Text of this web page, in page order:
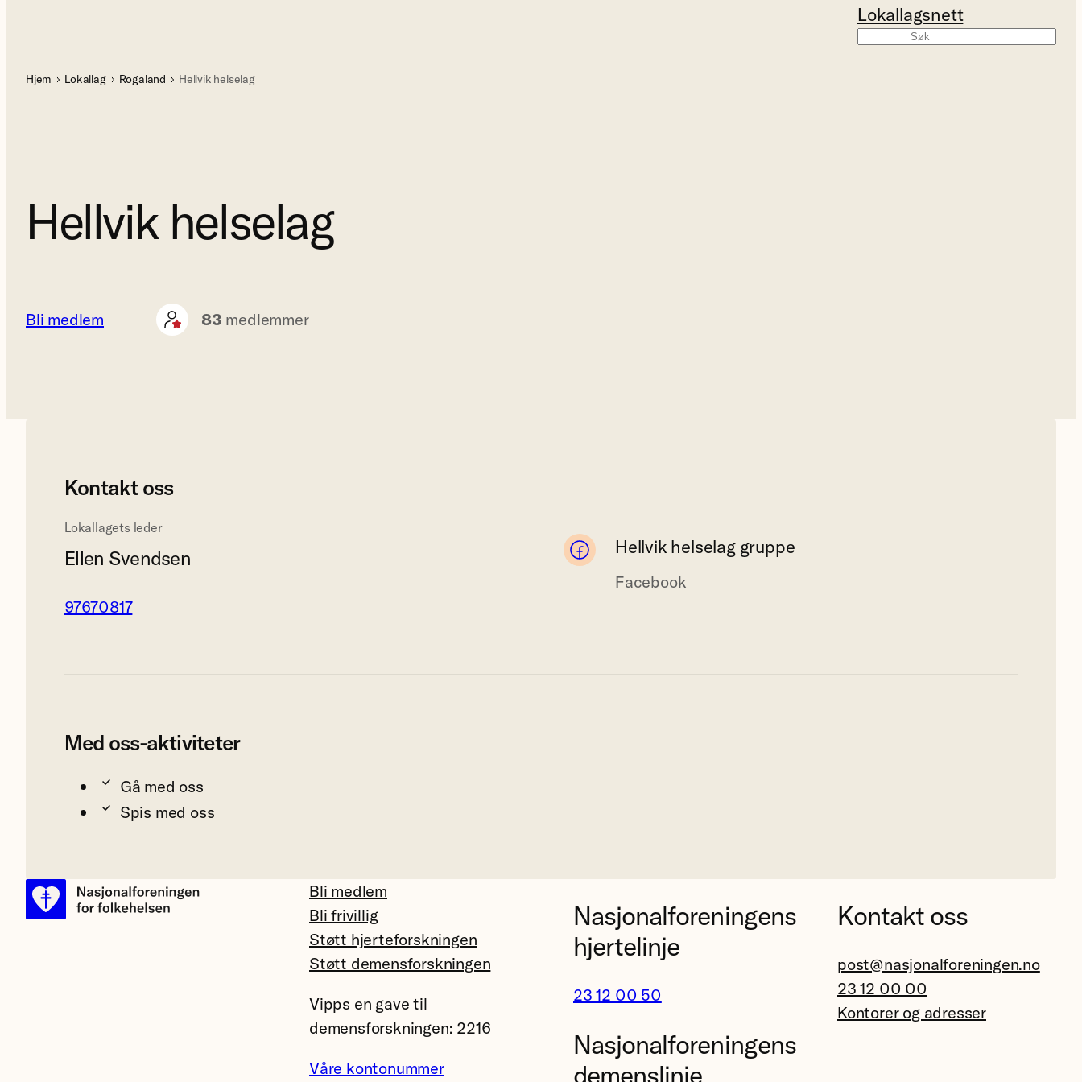
Lokallagsnett
Hjem Lokallag Rogaland Hellvik helselag
Hellvik helselag
Bli medlem 83 medlemmer
Kontakt oss
Lokallagets leder
Ellen Svendsen
97670817
Hellvik helselag gruppe
Facebook
Med oss-aktiviteter
Gå med oss
Spis med oss
Bli medlem
Bli frivillig
Støtt hjerteforskningen
Støtt demensforskningen
Vipps en gave til
demensforskningen: 2216
Våre kontonummer
Nasjonalforeningens
hjertelinje
23 12 00 50
Nasjonalforeningens
demenslinje
Kontakt oss
post@nasjonalforeningen.no
23 12 00 00
Kontorer og adresser